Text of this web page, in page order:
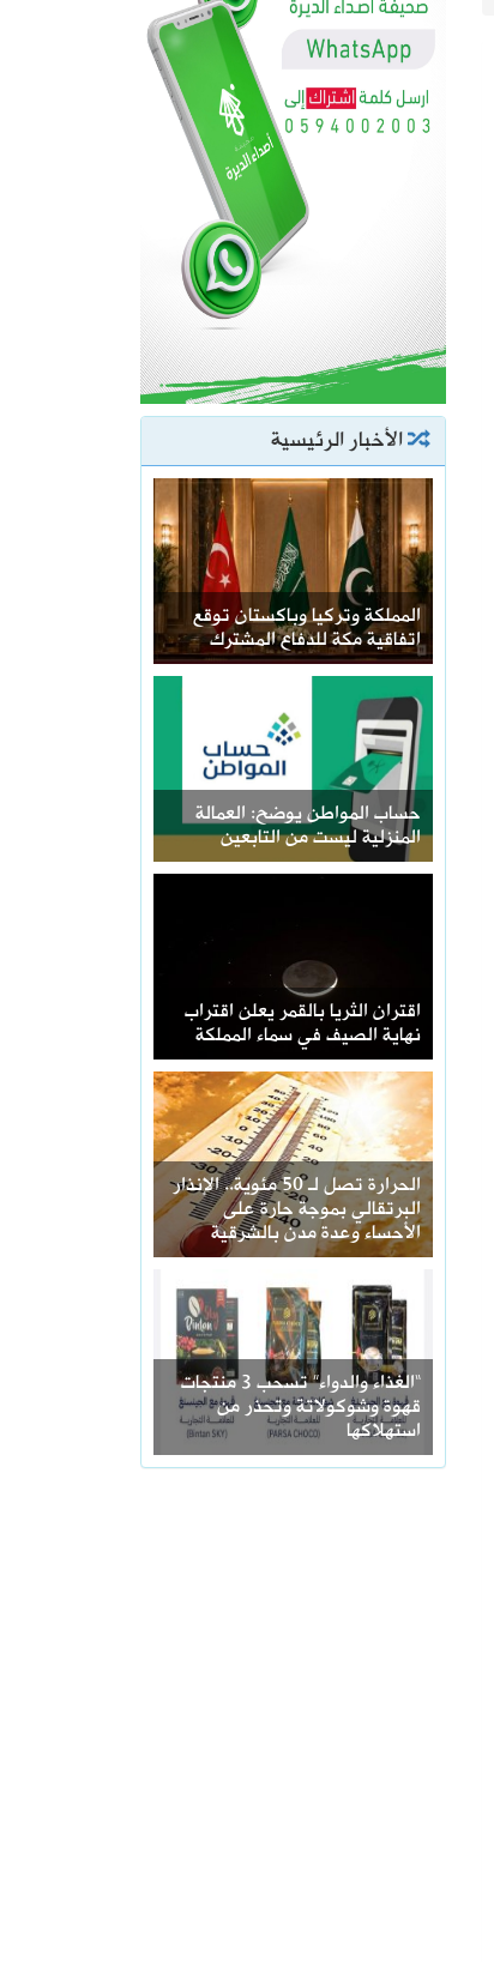
الأخبار الرئيسية
المملكة وتركيا وباكستان توقع
اتفاقية مكة للدفاع المشترك
حساب المواطن يوضح: العمالة
المنزلية ليست من التابعين
اقتران الثريا بالقمر يعلن اقتراب
نهاية الصيف في سماء المملكة
الحرارة تصل لـ 50 مئوية.. الإنذار
البرتقالي بموجة حارة على
الأحساء وعدة مدن بالشرقية
“الغذاء والدواء” تسحب 3 منتجات
قهوة وشوكولاتة وتحذر من
استهلاكها